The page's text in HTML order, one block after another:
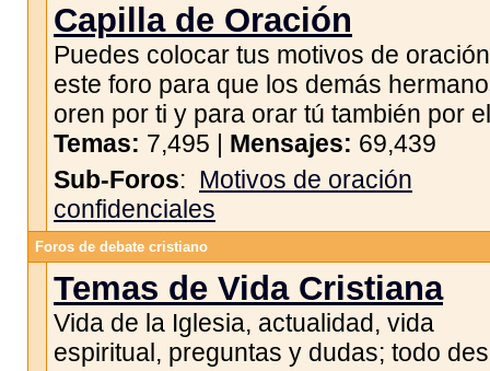
Capilla de Oración
Puedes colocar tus motivos de
este foro para que los demás
oren por ti y para orar tú también por
Temas: 7,495 | Mensajes: 69,439
Sub-Foros: Motivos de oración
confidenciales
Foros de debate cristiano
Temas de Vida Cristiana
Vida de la Iglesia, actualidad, vida
espiritual, preguntas y dudas; todo